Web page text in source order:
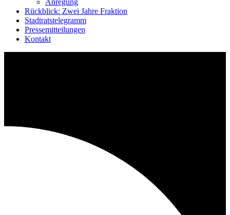
Anregung
Rückblick: Zwei Jahre Fraktion
Stadtratstelegramm
Pressemitteilungen
Kontakt